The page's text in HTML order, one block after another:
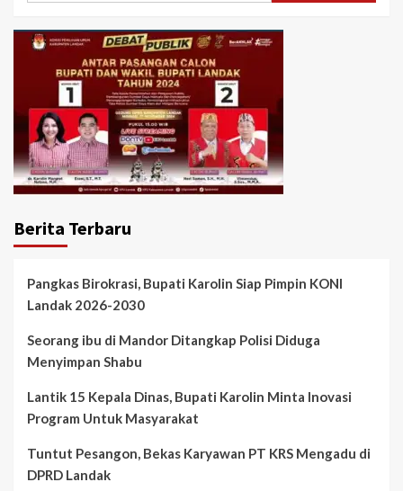
Berita Terbaru
Pangkas Birokrasi, Bupati Karolin Siap Pimpin KONI
Landak 2026-2030
Seorang ibu di Mandor Ditangkap Polisi Diduga
Menyimpan Shabu
Lantik 15 Kepala Dinas, Bupati Karolin Minta Inovasi
Program Untuk Masyarakat
Tuntut Pesangon, Bekas Karyawan PT KRS Mengadu di
DPRD Landak